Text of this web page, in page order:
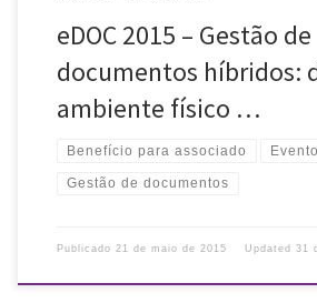
eDOC 2015 – Gestão de
documentos híbridos:
ambiente físico …
Benefício para associado
Gestão de documentos
Publicado 21 de maio de 2015 Updated 31